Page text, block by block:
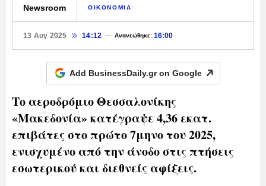
Newsroom ΟΙΚΟΝΟΜΙΑ
13 Αυγ 2025 14:12 Ανανεώθηκε: 16:00
Add BusinessDaily.gr on Google
Το αεροδρόμιο Θεσσαλονίκης
«Μακεδονία» κατέγραψε 4,36 εκατ.
επιβάτες στο πρώτο 7μηνο του 2025,
ενισχυμένο από την άνοδο στις πτήσεις
εσωτερικού και διεθνείς αφίξεις.